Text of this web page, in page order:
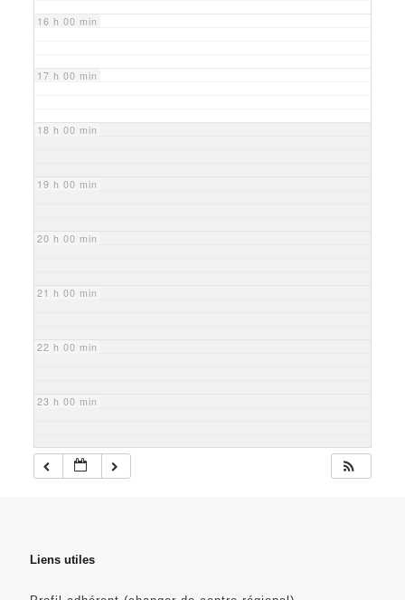
16 h 00 min
17 h 00 min
18 h 00 min
19 h 00 min
20 h 00 min
21 h 00 min
22 h 00 min
23 h 00 min
Liens utiles